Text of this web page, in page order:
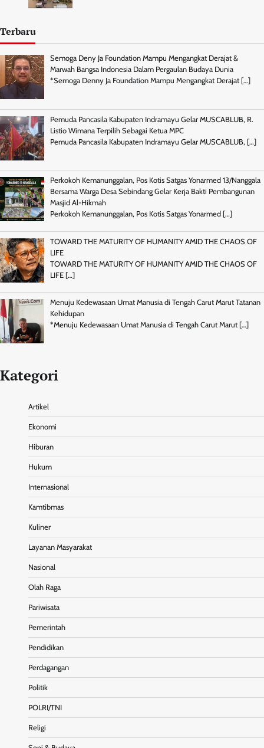
Terbaru
Semoga Deny Ja Foundation Mampu Mengangkat Derajat &
Marwah Bangsa Indonesia Dalam Pergaulan Budaya Dunia
*Semoga Denny Ja Foundation Mampu Mengangkat Derajat […]
Pemuda Pancasila Kabupaten Indramayu Gelar MUSCABLUB, R.
Listio Wimana Terpilih Sebagai Ketua MPC
Pemuda Pancasila Kabupaten Indramayu Gelar MUSCABLUB, […]
Perkokoh Kemanunggalan, Pos Kotis Satgas Yonarmed 13/Nanggala
Bersama Warga Desa Sebindang Gelar Kerja Bakti Pembangunan
Masjid Al-Hikmah
Perkokoh Kemanunggalan, Pos Kotis Satgas Yonarmed […]
TOWARD THE MATURITY OF HUMANITY AMID THE CHAOS OF
LIFE
TOWARD THE MATURITY OF HUMANITY AMID THE CHAOS OF
LIFE […]
Menuju Kedewasaan Umat Manusia di Tengah Carut Marut Tatanan
Kehidupan
*Menuju Kedewasaan Umat Manusia di Tengah Carut Marut […]
Kategori
Artikel
Ekonomi
Hiburan
Hukum
Internasional
Kamtibmas
Kuliner
Layanan Masyarakat
Nasional
Olah Raga
Pariwisata
Pemerintah
Pendidikan
Perdagangan
Politik
POLRI/TNI
Religi